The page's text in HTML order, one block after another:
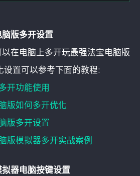
版多开设置
在电脑上多开玩最强法宝电脑版
设置可以参考下面的教程:
开功能使用
版如何多开优化
版多开设置
版模拟器多开实战案例
器电脑按键设置